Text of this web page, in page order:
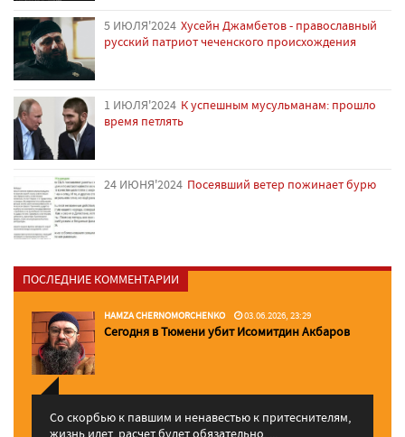
5 ИЮЛЯ'2024 Хусейн Джамбетов - православный
русский патриот чеченского происхождения
1 ИЮЛЯ'2024 К успешным мусульманам: прошло
время петлять
24 ИЮНЯ'2024 Посеявший ветер пожинает бурю
ПОСЛЕДНИЕ КОММЕНТАРИИ
HAMZA CHERNOMORCHENKO 03.06.2026, 23:29
Сегодня в Тюмени убит Исомитдин Акбаров
Со скорбью к павшим и ненавестью к притеснителям,
жизнь идет, расчет будет обязательно. ...